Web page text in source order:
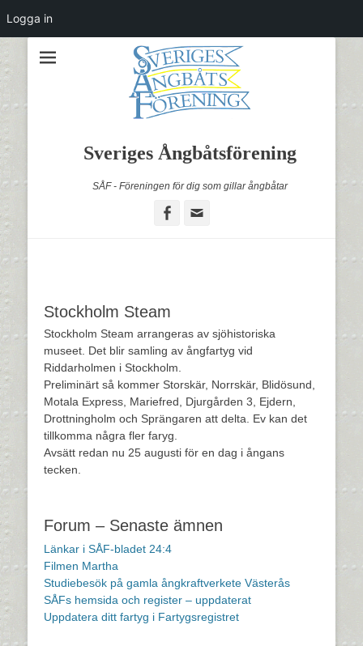
Sveriges Ångbåtsförening
SÅF - Föreningen för dig som gillar ångbåtar
Facebook
Stockholm Steam
Stockholm Steam arrangeras av sjöhistoriska
museet. Det blir samling av ångfartyg vid
Riddarholmen i Stockholm.
Preliminärt så kommer Storskär, Norrskär, Blidösund,
Motala Express, Mariefred, Djurgården 3, Ejdern,
Drottningholm och Sprängaren att delta. Ev kan det
tillkomma några fler faryg.
Avsätt redan nu 25 augusti för en dag i ångans
tecken.
Forum – Senaste ämnen
Länkar i SÅF-bladet 24:4
Filmen Martha
Studiebesök på gamla ångkraftverkete Västerås
SÅFs hemsida och register – uppdaterat
Uppdatera ditt fartyg i Fartygsregistret
Logga in